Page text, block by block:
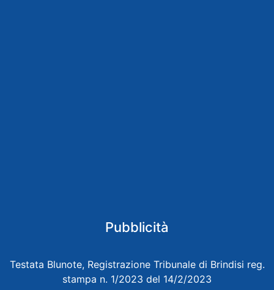
Pubblicità
Testata Blunote, Registrazione Tribunale di Brindisi reg.
stampa n. 1/2023 del 14/2/2023